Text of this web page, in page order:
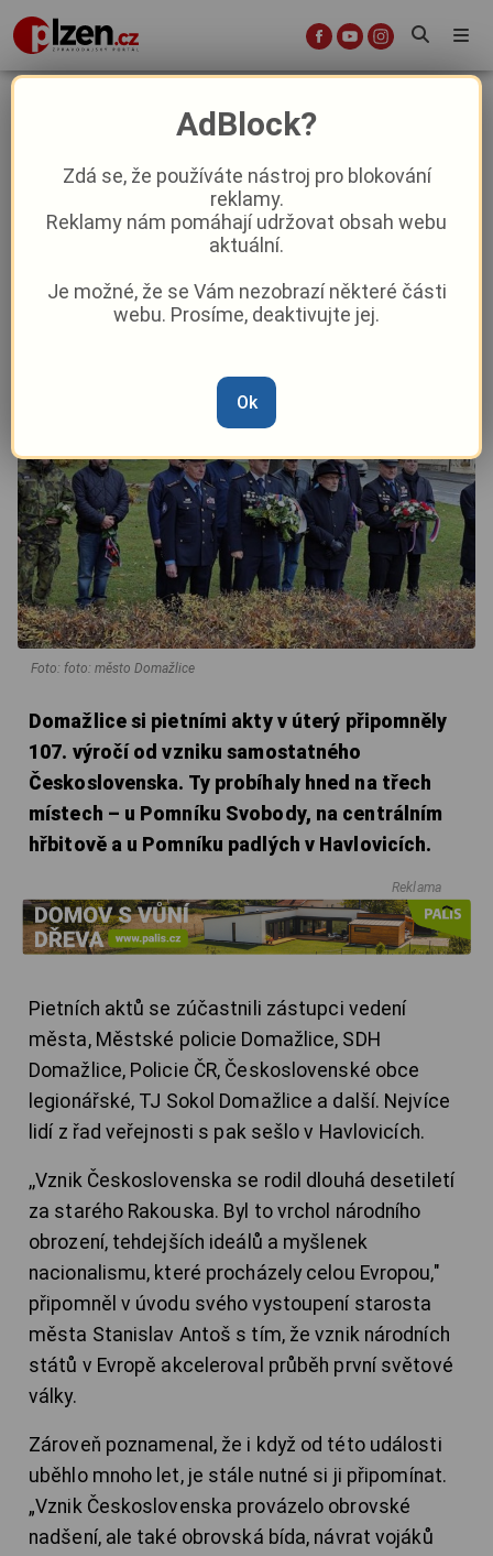
Vznik Československa si Domažlice
připomněly s úctou i historickým
ohlédnutím
Aktuality Aktuálně Z kraje
Anna Raková –29. 10. 2025 |17:10
Foto: foto: město Domažlice
Domažlice si pietními akty v úterý připomněly
107. výročí od vzniku samostatného
Československa. Ty probíhaly hned na třech
místech – u Pomníku Svobody, na centrálním
hřbitově a u Pomníku padlých v Havlovicích.
Reklama
Pietních aktů se zúčastnili zástupci vedení
města, Městské policie Domažlice, SDH
Domažlice, Policie ČR, Československé obce
legionářské, TJ Sokol Domažlice a další. Nejvíce
lidí z řad veřejnosti s pak sešlo v Havlovicích.
,,Vznik Československa se rodil dlouhá desetiletí
za starého Rakouska. Byl to vrchol národního
obrození, tehdejších ideálů a myšlenek
nacionalismu, které procházely celou Evropou,"
připomněl v úvodu svého vystoupení starosta
města Stanislav Antoš s tím, že vznik národních
států v Evropě akceleroval průběh první světové
války.
Zároveň poznamenal, že i když od této události
uběhlo mnoho let, je stále nutné si ji připomínat.
„Vznik Československa provázelo obrovské
nadšení, ale také obrovská bída, návrat vojáků
AdBlock?
Zdá se, že používáte nástroj pro blokování
reklamy.
Reklamy nám pomáhají udržovat obsah webu
aktuální.
Je možné, že se Vám nezobrazí některé části
webu. Prosíme, deaktivujte jej.
Ok